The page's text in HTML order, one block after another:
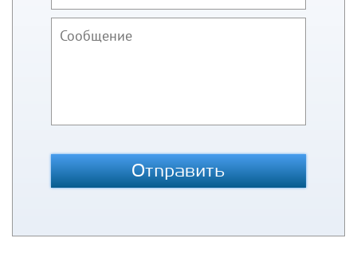
Отправить